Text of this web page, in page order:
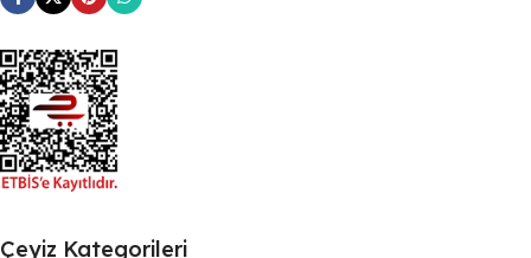
Çeyiz Kategorileri